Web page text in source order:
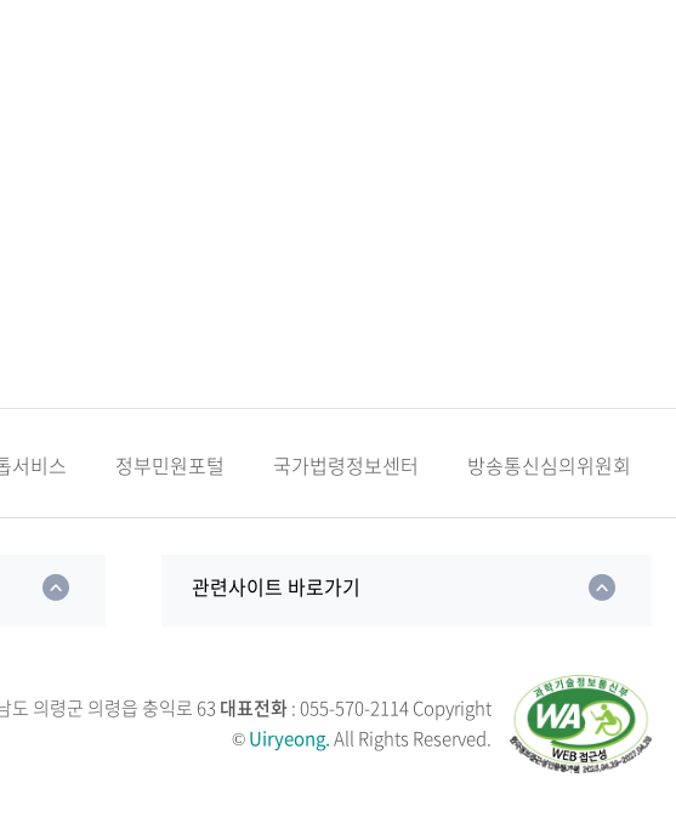
서비스 정부민원포털 국가법령정보센터 방송통신심의위원회
관련사이트 바로가기
도 의령군 의령읍 충익로 63 대표전화: 055-570-2114Copyright
©Uiryeong.All Rights Reserved.